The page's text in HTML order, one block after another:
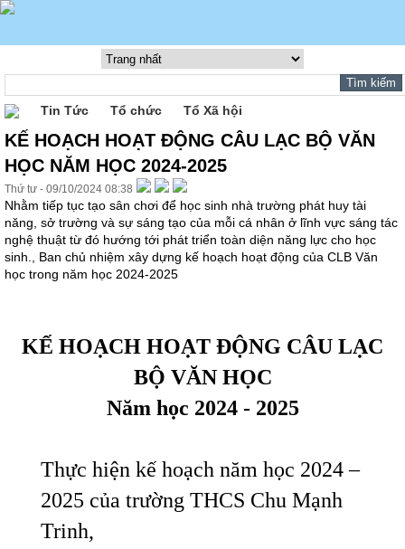
Tin Tức Tổ chức Tổ Xã hội
KẾ HOẠCH HOẠT ĐỘNG CÂU LẠC BỘ VĂN
HỌC NĂM HỌC 2024-2025
Thứ tư - 09/10/2024 08:38
Nhằm tiếp tục tạo sân chơi để học sinh nhà trường phát huy tài
năng, sở trường và sự sáng tạo của mỗi cá nhân ở lĩnh vực sáng tác
nghệ thuật từ đó hướng tới phát triển toàn diện năng lực cho học
sinh., Ban chủ nhiệm xây dựng kế hoạch hoạt động của CLB Văn
học trong năm học 2024-2025
KẾ HOẠCH HOẠT ĐỘNG CÂU LẠC
BỘ VĂN HỌC
Năm học 2024- 2025
Thực hiện kế hoạch năm học 2024 –
2025 của trường THCS Chu Mạnh
Trinh,